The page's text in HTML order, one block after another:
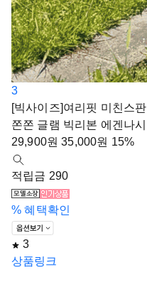
3
[빅사이즈]여리핏 미친스판
쫀쫀 글램 빅리본 에겐나시
29,900원 35,000원 15%
적립금 290
% 혜택확인
3
상품링크